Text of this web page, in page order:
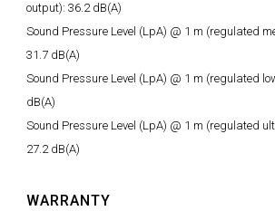
output): 36.2 dB(A)
Sound Pressure Level (LpA) @ 1 m (regulated
31.7 dB(A)
Sound Pressure Level (LpA) @ 1 m (regulated
dB(A)
Sound Pressure Level (LpA) @ 1 m (regulated
27.2 dB(A)
WARRANTY